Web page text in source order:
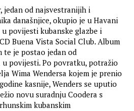
jedan od najsvestranijih i
današnjice, okupio je u Havani
povijesti kubanske glazbe i
Buena Vista Social Club. Album
te je postao jedan od
povijesti. Po povratku, potražio
Wima Wendersa kojem je prenio
kasnije, Wenders se uputio
novu suradnju Coodera s
kubanskim